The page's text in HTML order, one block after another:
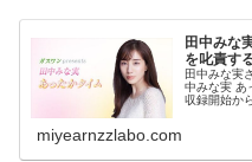
田中みな
を叱責す
田中みな実
中みな実 あ
収録開始か
miyearnzzlabo.com